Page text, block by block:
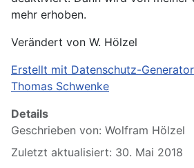
mehr erhoben.
Verändert von W. Hölzel
Erstellt mit Datenschutz-
Thomas Schwenke
Details
Geschrieben von: Wolfram Hölzel
Zuletzt aktualisiert: 30. Mai 2018